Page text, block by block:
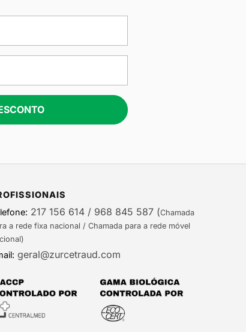
217 156 614 / 968 845 587 (Chamada
a rede fixa nacional / Chamada para a rede móvel
geral@zurcetraud.com